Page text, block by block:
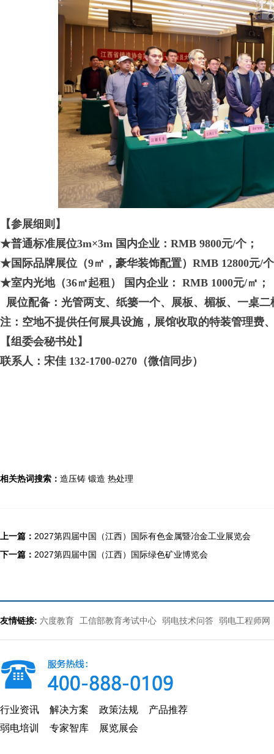
【参展细则】
★普通标准展位3m×3m 国内企业：RMB 9800元/个；
★国际品牌展位（9㎡，豪华装饰配置）RMB 12800元/
★室内光地（36㎡起租） 国内企业： RMB 1000元/㎡；
展位配备：光管两支、纸篓一个、展板、楣板、一桌
注：空地不提供任何展具设施，展馆收取的特装管理费
【组委会秘书处】
联系人： 宋佳 132-1700-0270（微信同步）
相关热词搜索： 造压铸 锻造 热处理
上一篇： 2027第四届中国（江西）国际有色金属暨冶金工业展览会
下一篇： 2027第四届中国（江西）国际绿色矿业博览会
友情链接: 六度教育 工信部教育考试中心 弱电技术问答 弱电工程师网
行业资讯 解决方案 政策法规
产品推荐
弱电培训
专家智库 展览展会